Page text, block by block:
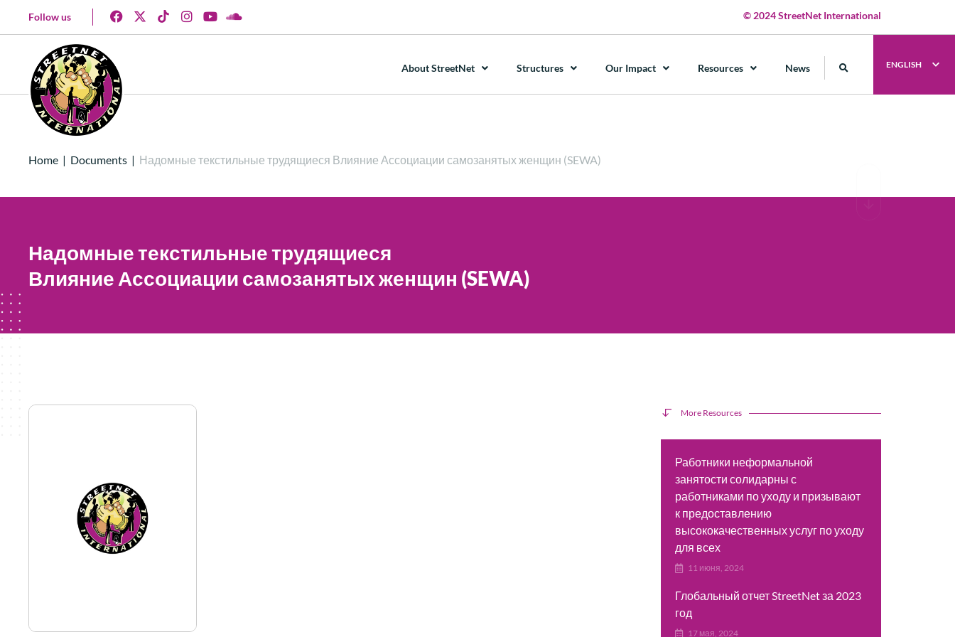
Follow us © 2024 StreetNet International
About StreetNet Structures Our Impact Resources News ENGLISH
Home | Documents | Надомные текстильные трудящиеся Влияние Ассоциации самозанятых женщин (SEWA)
Надомные текстильные трудящиеся
Влияние Ассоциации самозанятых женщин (SEWA)
More Resources
Работники неформальной
занятости солидарны с
работниками по уходу и призывают
к предоставлению
высококачественных услуг по уходу
для всех
11 июня, 2024
Глобальный отчет StreetNet за 2023
год
17 мая, 2024